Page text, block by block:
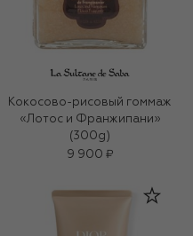
Кокосово-рисовый гоммаж
«Лотос и Франжипани»
(300g)
9 900 ₽